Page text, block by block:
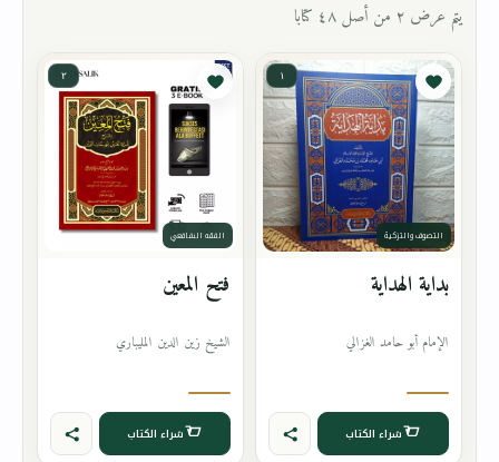
يتم عرض ٢ من أصل ٤٨ كتابا
١
التصوف والتزكية
بداية الهداية
الإمام أبو حامد الغزالي
شراء الكتاب
٢
الفقه الشافعي
فتح المعين
الشيخ زين الدين المليباري
شراء الكتاب